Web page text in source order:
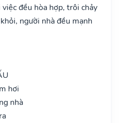
đều hòa hợp, trôi chảy
người nhà đều mạnh
hơi
nhà